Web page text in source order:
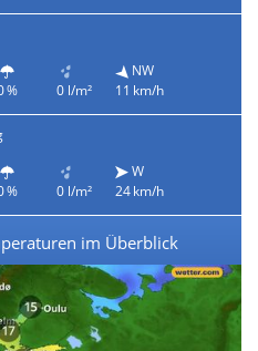
% 0 l/m²
NW
11 km/h
% 0 l/m²
W
24 km/h
im Überblick